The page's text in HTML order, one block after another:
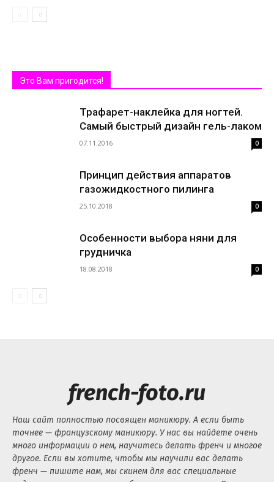
Это Вам пригодится!
Трафарет-наклейка для ногтей.
Самый быстрый дизайн гель-лаком
07.11.2016 0
Принцип действия аппаратов
газожидкостного пилинга
25.10.2018 0
Особенности выбора няни для
грудничка
18.08.2018 0
french-foto.ru
Наш сайт полностью посвящен маникюру. А если быть
точнее — французскому маникюру. У нас вы найдете очень
много информации о нем, научитесь делать френч и многое
другое. Если вы хотите, чтобы мы научили вас делать
френч — пишите нам, мы скинем для вас специальные